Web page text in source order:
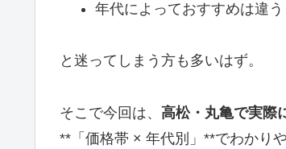
年代によっておすすめは違う
と迷ってしまう方も多いはず。
そこで今回は、 高松・丸亀で実際
**「価格帯 × 年代別」**でわかり